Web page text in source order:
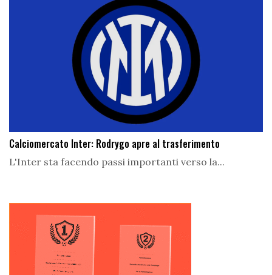
Calciomercato Inter: Rodrygo apre al trasferimento
L'Inter sta facendo passi importanti verso la...